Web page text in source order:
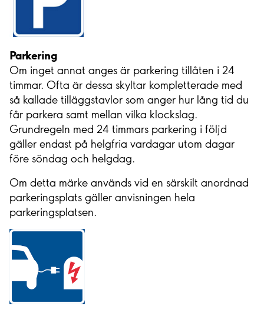
Parkering
Om inget annat anges är parkering tillåten i 24
timmar. Ofta är dessa skyltar kompletterade med
så kallade tilläggstavlor som anger hur lång tid du
får parkera samt mellan vilka klockslag.
Grundregeln med 24 timmars parkering i följd
gäller endast på helgfria vardagar utom dagar
före söndag och helgdag.
Om detta märke används vid en särskilt anordnad
parkeringsplats gäller anvisningen hela
parkeringsplatsen.